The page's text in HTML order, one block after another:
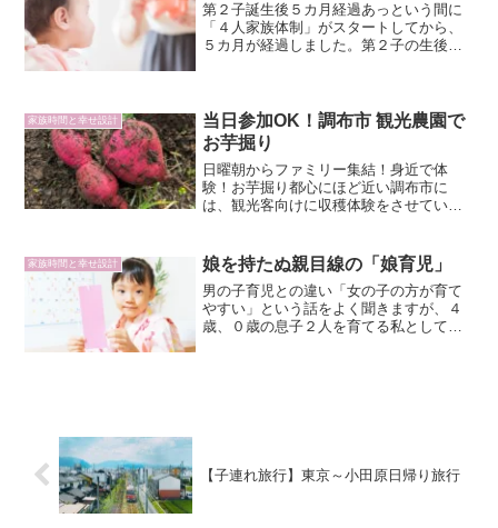
第２子誕生後５カ月経過あっという間に
「４人家族体制」がスタートしてから、
５カ月が経過しました。第２子の生後５
いてもある程度は放って...
家族時間と幸せ設計
当日参加OK！調布市 観光農園で
お芋掘り
日曜朝からファミリー集結！身近で体
験！お芋掘り都心にほど近い調布市に
は、観光客向けに収穫体験をさせていた
農園」さんに行ってきました。焼き芋の
定番、「シルクイート」は「安...
家族時間と幸せ設計 娘を持たぬ親目線の「娘育児」
男の子育児との違い「女の子の方が育て
やすい」という話をよく聞きますが、４
歳、０歳の息子２人を育てる私として
【子連れ旅行】東京～小田原日帰り旅行